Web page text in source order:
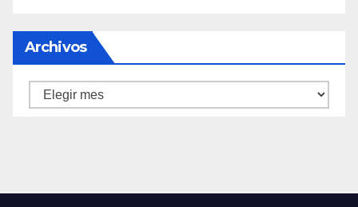
Archivos
Archivos